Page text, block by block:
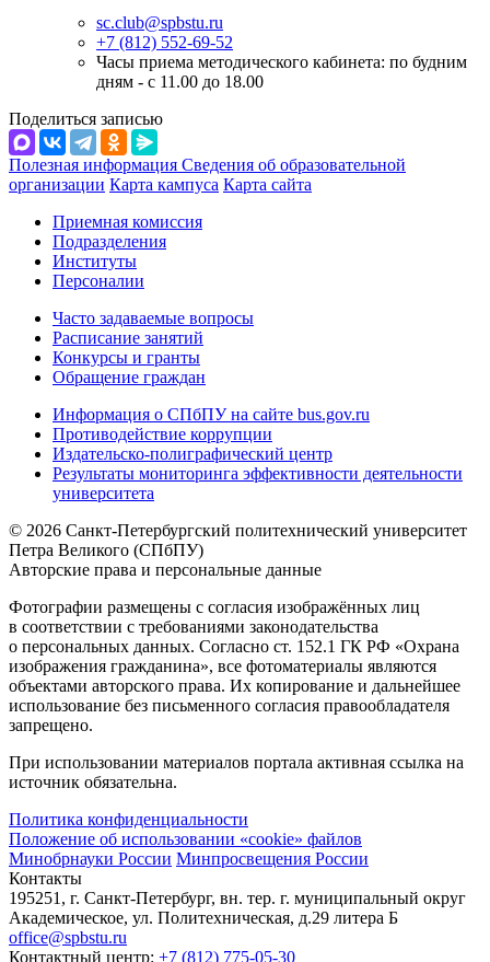
sc.club@spbstu.ru
+7 (812) 552-69-52
Часы приема методического кабинета: по будним
дням - с 11.00 до 18.00
Поделиться записью
Полезная информация Сведения об образовательной
организации Карта кампуса Карта сайта
Приемная комиссия
Подразделения
Институты
Персоналии
Часто задаваемые вопросы
Расписание занятий
Конкурсы и гранты
Обращение граждан
Информация о СПбПУ на сайте bus.gov.ru
Противодействие коррупции
Издательско-полиграфический центр
Результаты мониторинга эффективности деятельности
университета
© 2026 Санкт-Петербургский политехнический университет
Петра Великого (СПбПУ)
Авторские права и персональные данные
Фотографии размещены с согласия изображённых лиц
в соответствии с требованиями законодательства
о персональных данных. Согласно ст. 152.1 ГК РФ «Охрана
изображения гражданина», все фотоматериалы являются
объектами авторского права. Их копирование и дальнейшее
использование без письменного согласия правообладателя
запрещено.
При использовании материалов портала активная ссылка на
источник обязательна.
Политика конфиденциальности
Положение об использовании «cookie» файлов
Минобрнауки России Минпросвещения России
Контакты
195251, г. Санкт-Петербург, вн. тер. г. муниципальный округ
Академическое, ул. Политехническая, д.29 литера Б
office@spbstu.ru
Контактный центр: +7 (812) 775-05-30